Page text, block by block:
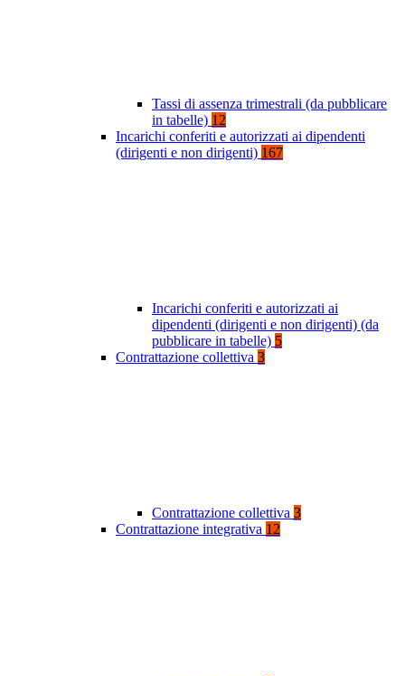
Tassi di assenza trimestrali (da pubblicare
in tabelle) 12
Incarichi conferiti e autorizzati ai dipendenti
(dirigenti e non dirigenti) 167
Incarichi conferiti e autorizzati ai
dipendenti (dirigenti e non dirigenti) (da
pubblicare in tabelle) 5
Contrattazione collettiva 3
Contrattazione collettiva 3
Contrattazione integrativa 12